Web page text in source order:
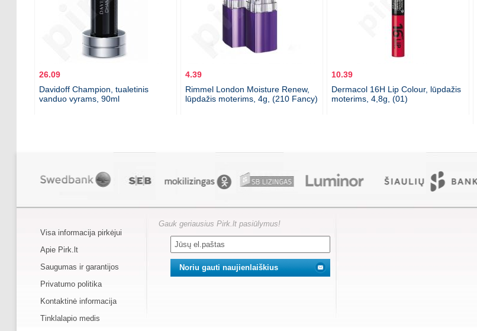
26.09
Davidoff Champion, tualetinis
vanduo vyrams, 90ml
4.39
Rimmel London Moisture Renew,
lūpdažis moterims, 4g, (210 Fancy)
10.39
Dermacol 16H Lip Colour, lūpdažis
moterims, 4,8g, (01)
Visa informacija pirkėjui
Apie Pirk.lt
Saugumas ir garantijos
Privatumo politika
Kontaktinė informacija
Tinklalapio medis
Gauk geriausius Pirk.lt pasiūlymus!